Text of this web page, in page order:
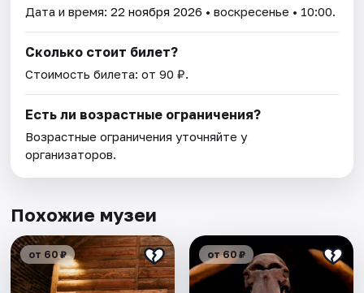
Дата и время:22 ноября 2026 • воскресенье • 10:00.
Сколько стоит билет?
Стоимость билета: от 90 ₽.
Есть ли возрастные ограничения?
Возрастные ограничения уточняйте у
организаторов.
Похожие музеи
от 60 ₽ от 60 ₽